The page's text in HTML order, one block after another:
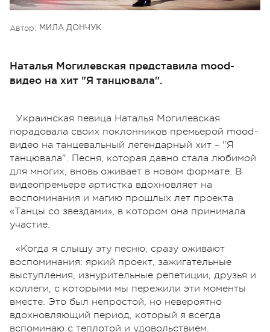
Автор: МИЛА ДОНЧУК
Наталья Могилевская представила mood-
видео на хит "Я танцювала".
Украинская певица Наталья Могилевская
порадовала своих поклонников премьерой mood-
видео на танцевальный легендарный хит – "Я
танцювала". Песня, которая давно стала любимой
для многих, вновь оживает в новом формате. В
видеопремьере артистка вдохновляет на
воспоминания и магию прошлых лет проекта
«Танцы со звездами», в котором она принимала
участие.
«Когда я слышу эту песню, сразу оживают
воспоминания: яркий проект, зажигательные
выступления, изнурительные репетиции, друзья и
коллеги, с которыми мы пережили эти моменты
вместе. Это был непростой, но невероятно
вдохновляющий период, который я всегда
вспоминаю с теплотой и удовольствием.